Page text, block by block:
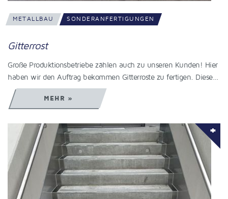
METALLBAU SONDERANFERTIGUNGEN
Gitterrost
Große Produktionsbetriebe zählen auch zu unseren Kunden! Hier
haben wir den Auftrag bekommen Gitterroste zu fertigen. Diese…
MEHR »